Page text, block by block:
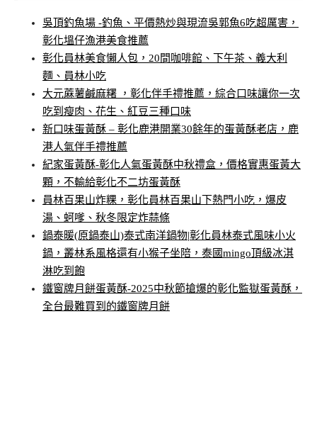
吳頂釣魚場 -釣魚、平價熱炒與現流吳郭魚6吃超厲害，
彰化塭仔漁港美食推薦
彰化員林美食懶人包，20間咖啡館、下午茶、義大利
麵、員林小吃
大元蔴薯鹹麻糬 ，彰化伴手禮推薦，綜合口味讓你一次
吃到瘦肉、花生、紅豆三種口味
新口味蛋黃酥 – 彰化鹿港開業30餘年的蛋黃酥老店，鹿
港人氣伴手禮推薦
紀家蛋黃酥-彰化人氣蛋黃酥中秋禮盒，價格實惠蛋黃大
顆，不輸給彰化不二坊蛋黃酥
員林百果山炸粿，彰化員林百果山下熱門小吃，爆皮
湯、蚵嗲、秋冬限定炸蒜條
鍋泰暖(原鍋泰山)泰式南洋鍋物|彰化員林泰式風味小火
鍋，叢林系風格還有小猴子坐陪，泰國mingo頂級冰淇
淋吃到飽
鐵窗牌月餅蛋黃酥-2025中秋節搶爆的彰化監獄蛋黃酥，
全台最難買到的鐵窗牌月餅